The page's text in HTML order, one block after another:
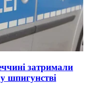
затримали
шпигунстві